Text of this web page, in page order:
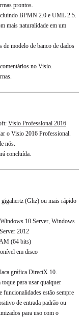
prontos.
BPMN 2.0 e UML 2.5.
mais naturalidade em um
de modelo de banco de dados
no Visio.
Visio Professional 2016
o Visio 2016 Professional.
nós.
concluída.
(Ghz) ​​ou mais rápido
10 Server, Windows
2012
(64 bits)
em disco
gráfica DirectX 10.
para usar qualquer
estão sempre
de entrada padrão ou
para uso com o